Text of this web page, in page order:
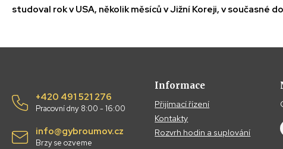
studoval rok v USA, několik měsíců v Jižní Koreji, v současné
+420 491 521 276
Pracovní dny 8:00 - 16:00
info@gybroumov.cz
Brzy se ozveme
Informace
Přijímací řízení
Kontakty
Rozvrh hodin a suplování